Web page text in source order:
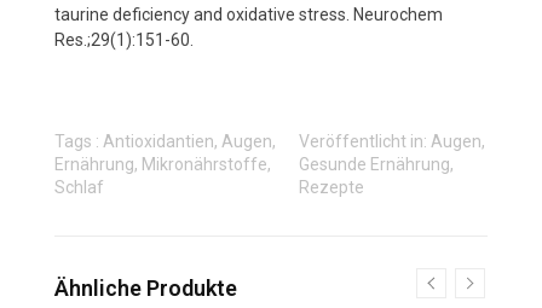
taurine deficiency and oxidative stress. Neurochem
Res.;29(1):151-60.
Tags : Antioxidantien, Augen,
Ernährung, Mikronährstoffe,
Schlaf
Veröffentlicht in: Augen,
Gesunde Ernährung,
Rezepte
Ähnliche Produkte